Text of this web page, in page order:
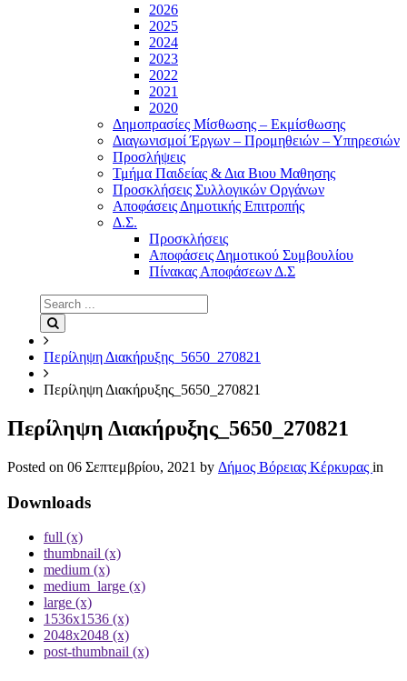
2026
2025
2024
2023
2022
2021
2020
Δημοπρασίες Μίσθωσης – Εκμίσθωσης
Διαγωνισμοί Έργων – Προμηθειών – Υπηρεσιών
Προσλήψεις
Τμήμα Παιδείας & Δια Βιου Μαθησης
Προσκλήσεις Συλλογικών Οργάνων
Αποφάσεις Δημοτικής Επιτροπής
Δ.Σ.
Προσκλήσεις
Αποφάσεις Δημοτικού Συμβουλίου
Πίνακας Αποφάσεων Δ.Σ
Search
for:
Περίληψη Διακήρυξης_5650_270821
Περίληψη Διακήρυξης_5650_270821
Περίληψη Διακήρυξης_5650_270821
Posted on 06 Σεπτεμβρίου, 2021 by Δήμος Βόρειας Κέρκυρας in
Downloads
full (x)
thumbnail (x)
medium (x)
medium_large (x)
large (x)
1536x1536 (x)
2048x2048 (x)
post-thumbnail (x)